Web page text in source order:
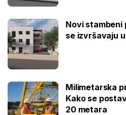
Novi stambeni
se izvršavaju
Milimetarska
Kako se
20 metara